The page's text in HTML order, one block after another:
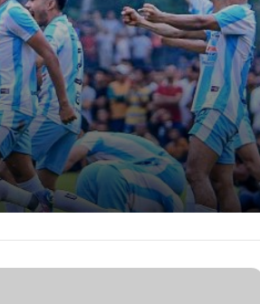
Zulhas Segera Lantik Pengurus DPW
PAN Aceh, Usung Semangat Abeh
Ubee Abeh Menuju 2029
Lima Orang Jadi Tersangka dalam
Kasus Runtuhnya RS Regional Aceh
Tengah
Seorang Ayah di Banda Aceh Perkosa